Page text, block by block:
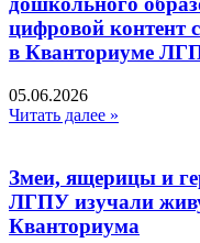
цифровой контент
в Кванториуме
05.06.2026
Читать далее »
Змеи, ящерицы и
ЛГПУ изучали
Кванториума